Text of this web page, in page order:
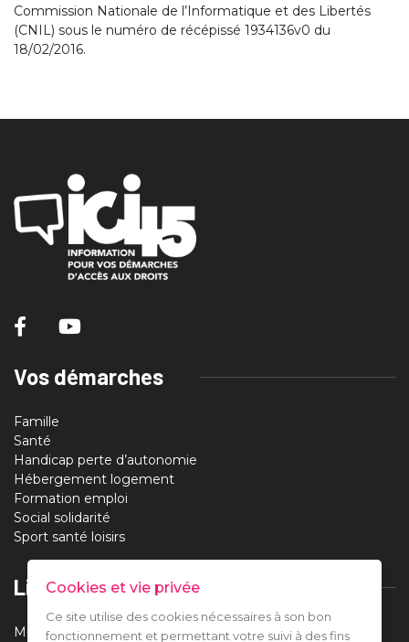
Commission Nationale de l’Informatique et des Libertés
(CNIL) sous le numéro de récépissé 1934136v0 du
18/02/2016.
Vos démarches
Famille
Santé
Handicap perte d’autonomie
Hébergement logement
Formation emploi
Social solidarité
Sport santé loisirs
Liens utiles
Mentions légales
Cookies et vie privée
Ce site utilise des cookies nécessaires à son bon
fonctionnement et permettant votre suivi à des fins